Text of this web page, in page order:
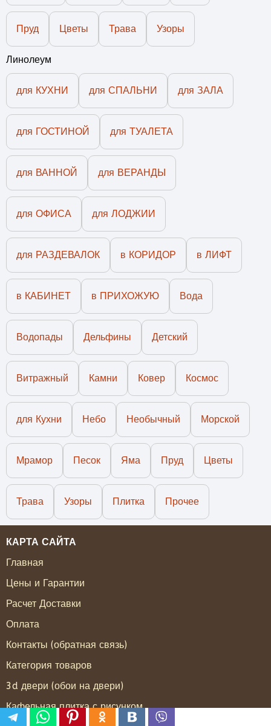
Пруд Цветы Трава Узоры
Линолеум
для КУХНИ для СПАЛЬНИ для ЗАЛА
для ГОСТИНОЙ для ТУАЛЕТА
для ВАННОЙ для ВЕРАНДЫ
для ОФИСА для ЛОДЖИИ
для РАЗДЕВАЛОК в КОРИДОР в ЛИФТ
в КАБИНЕТ в ПРИХОЖУЮ Вода
Водопады Дельфины Детский
Витражный Камни Ковер Космос
для Кухни Небо Необычный Морской
Мрамор Песок Яма Пруд Цветы
Трава Узоры Плитка Прочее
КАРТА САЙТА
Главная
Цены и Гарантии
Расчет Доставки
Оплата
Контакты (обратная связь)
Категория товаров
3d двери (обои на двери)
Кафельная плитка с рисунком